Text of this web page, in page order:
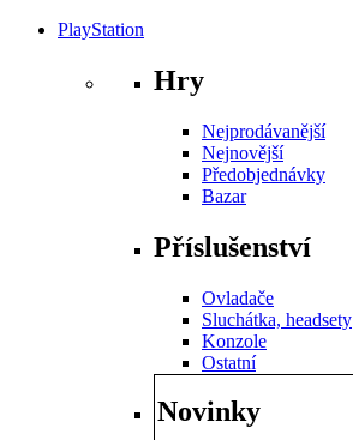
PlayStation
Hry
Nejprodávanější
Nejnovější
Předobjednávky
Bazar
Příslušenství
Ovladače
Sluchátka, headsety
Konzole
Ostatní
Novinky